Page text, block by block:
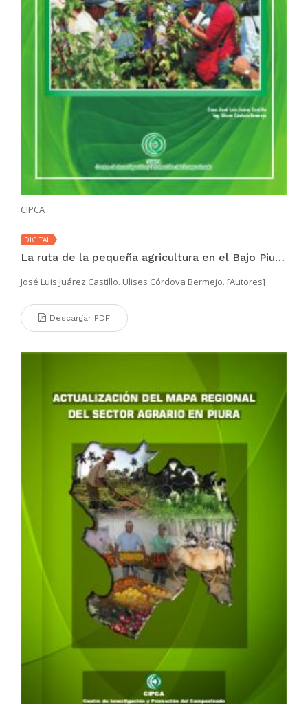
CIPCA
DIGITAL
La ruta de la pequeña agricultura en el Bajo Piura: caso La Bruja
José Luis Juárez Castillo. Ulises Córdova Bermejo. [Autores]
Descargar PDF